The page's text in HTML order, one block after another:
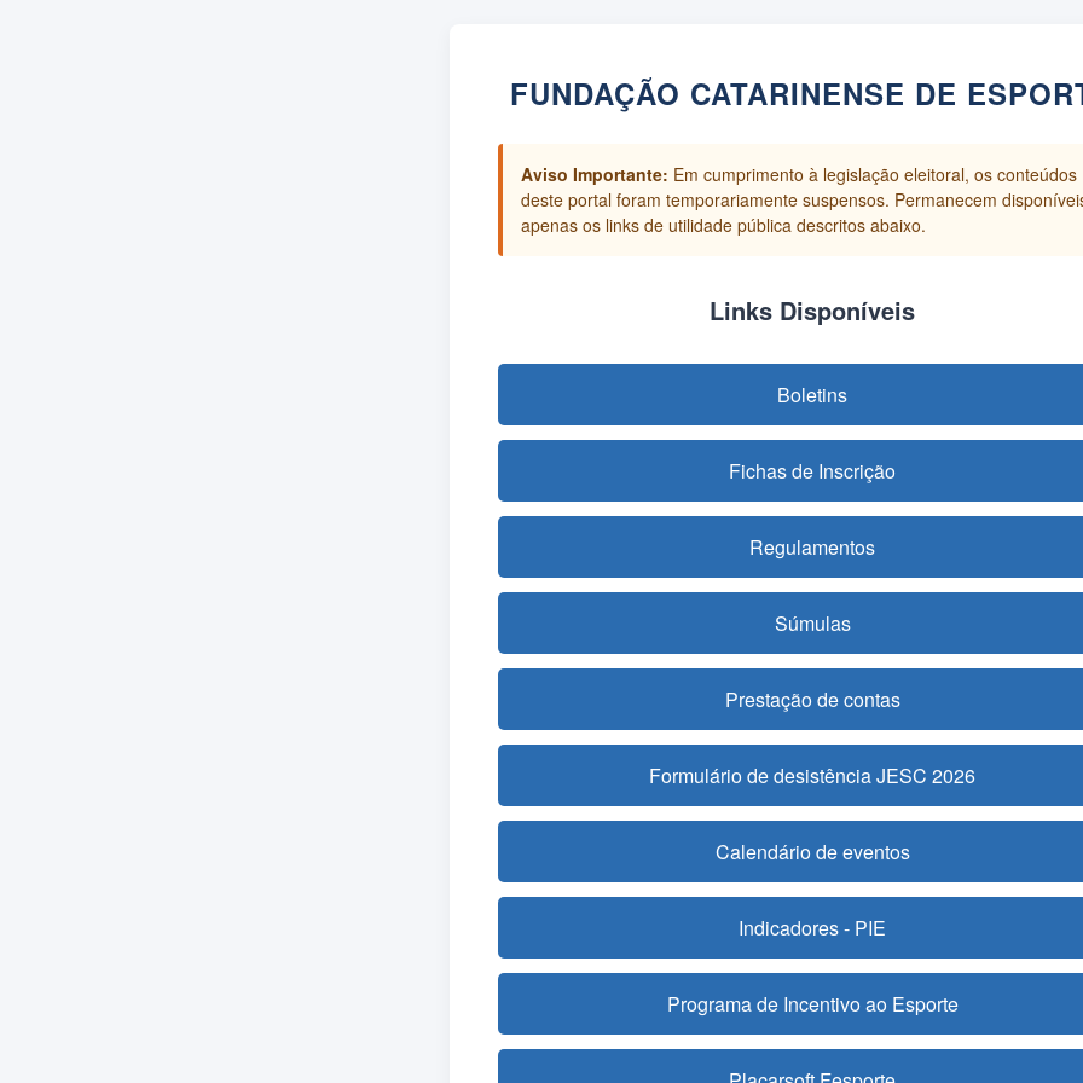
FUNDAÇÃO CATARINENSE DE
Aviso Importante: Em cumprimento à legislação eleitoral, os conteúdos
deste portal foram temporariamente suspensos. Permanecem
apenas os links de utilidade pública descritos abaixo.
Links Disponíveis
Boletins
Fichas de Inscrição
Regulamentos
Súmulas
Prestação de contas
Formulário de desistência JESC 2026
Calendário de eventos
Indicadores - PIE
Programa de Incentivo ao Esporte